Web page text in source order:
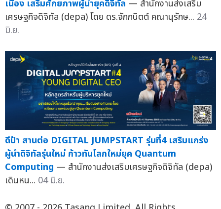
เนื่อง เสริมศักยภาพผู้นำยุคดิจิทัล — สำนักงานส่งเสริม
เศรษฐกิจดิจิทัล (depa) โดย ดร.จักกนิตต์ คณานุรักษ... 24
มิ.ย.
ดีป้า สานต่อ DIGITAL JUMPSTART รุ่นที่4 เสริมแกร่ง
ผู้นำดิจิทัลรุ่นใหม่ ก้าวทันโลกใหม่ยุค Quantum
Computing — สำนักงานส่งเสริมเศรษฐกิจดิจิทัล (depa)
เดินหน... 04 มิ.ย.